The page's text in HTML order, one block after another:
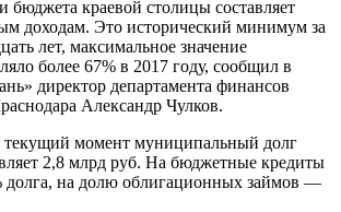
бюджета краевой столицы составляет
доходам. Это исторический минимум за
лет, максимальное значение
более 67% в 2017 году, сообщил в
директор департамента финансов
Александр Чулков.
текущий момент муниципальный долг
2,8 млрд руб. На бюджетные кредиты
долга, на долю облигационных займов —